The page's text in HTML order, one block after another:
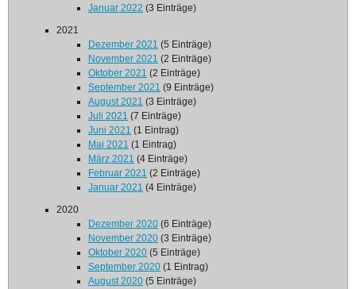
Januar 2022 (3 Einträge)
2021
Dezember 2021 (5 Einträge)
November 2021 (2 Einträge)
Oktober 2021 (2 Einträge)
September 2021 (9 Einträge)
August 2021 (3 Einträge)
Juli 2021 (7 Einträge)
Juni 2021 (1 Eintrag)
Mai 2021 (1 Eintrag)
März 2021 (4 Einträge)
Februar 2021 (2 Einträge)
Januar 2021 (4 Einträge)
2020
Dezember 2020 (6 Einträge)
November 2020 (3 Einträge)
Oktober 2020 (5 Einträge)
September 2020 (1 Eintrag)
August 2020 (5 Einträge)